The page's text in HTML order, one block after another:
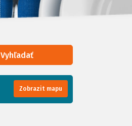
Vyhľadať
Zobrazit mapu